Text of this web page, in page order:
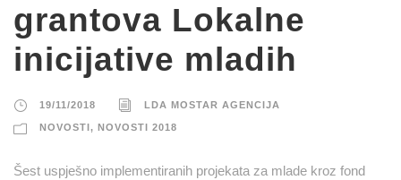
grantova Lokalne
inicijative mladih
19/11/2018 LDA MOSTAR AGENCIJA
NOVOSTI, NOVOSTI 2018
Šest uspješno implementiranih projekata za mlade kroz fond